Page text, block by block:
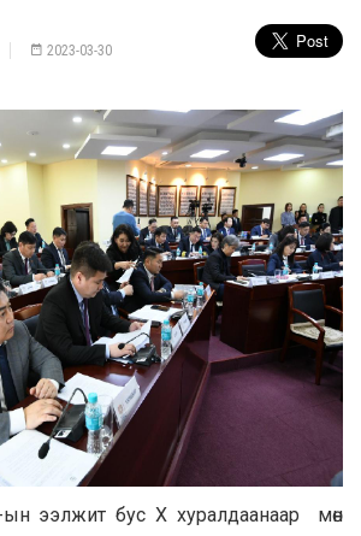
2023-03-30
ээлжит бус X хуралдаанаар мөн